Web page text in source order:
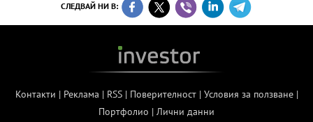
СЛЕДВАЙ НИ В:
Контакти | Реклама | RSS| Поверителност| Условия за ползване|
Портфолио | Лични данни